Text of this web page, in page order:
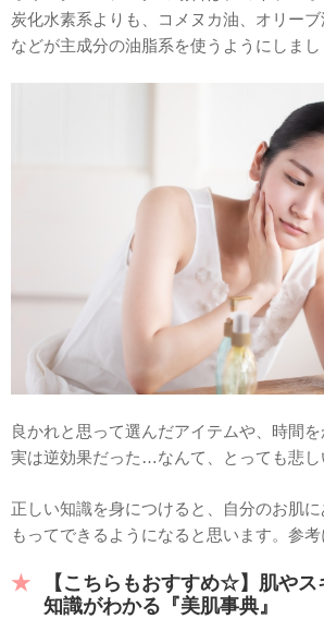
炭化水素系よりも、コメヌカ油、オリー
などが主成分の油脂系を使うようにしまし
良かれと思って選んだアイテムや、時間
実は逆効果だった…なんて、とっても悲し
正しい知識を身につけると、自分のお肌
もってできるようになると思います。参考
【こちらもおすすめ☆】肌や
知識がわかる『美肌事典』